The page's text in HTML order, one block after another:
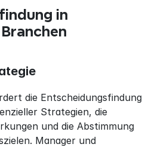
in
die Entscheidungsfindung
Strategien, die
und die Abstimmung
Manager und